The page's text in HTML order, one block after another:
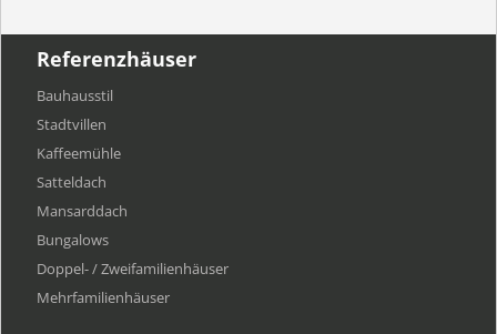
Referenzhäuser
Bauhausstil
Stadtvillen
Kaffeemühle
Satteldach
Mansarddach
Bungalows
Doppel- / Zweifamilienhäuser
Mehrfamilien​häuser